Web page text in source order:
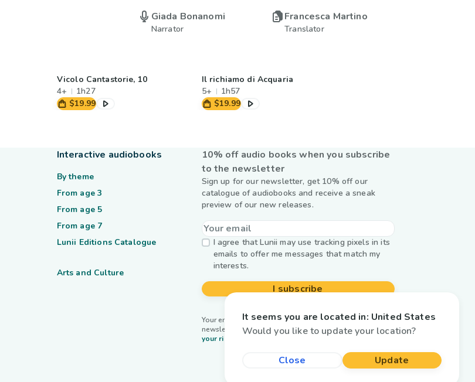
Giada Bonanomi
Narrator
Francesca Martino
Translator
Vicolo Cantastorie, 10
4+
1h27
$19.99
Il richiamo di Acquaria
5+
1h57
$19.99
10% off audio books when you subscribe
to the newsletter
Sign up for our newsletter, get 10% off our
catalogue of audiobooks and receive a sneak
preview of our new releases.
I agree that Lunii may use tracking pixels in its
emails to offer me messages that match my
interests.
I subscribe
Your email is used by Lunii only to send you our
newsletter. Learn more aboutmanaging your data and
your rights.
Interactive audiobooks
By theme
From age 3
From age 5
From age 7
Lunii Editions Catalogue
Arts and Culture
It seems you are located in: United States
Would you like to update your location?
Close Update